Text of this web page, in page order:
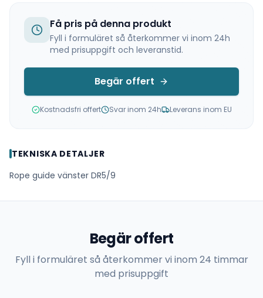
Få pris på denna produkt
Fyll i formuläret så återkommer vi inom 24h
med prisuppgift och leveranstid.
Begär offert
Kostnadsfri offert Svar inom 24h Leverans inom EU
TEKNISKA DETALJER
Rope guide vänster DR5/9
Begär offert
Fyll i formuläret så återkommer vi inom 24 timmar
med prisuppgift